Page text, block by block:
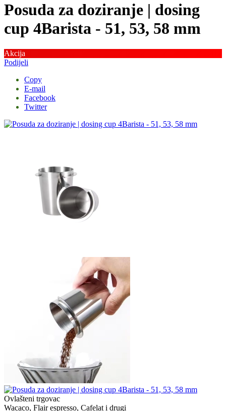
Posuda za doziranje | dosing
cup 4Barista - 51, 53, 58 mm
Akcija
Podijeli
Copy
E-mail
Facebook
Twitter
Ovlašteni trgovac
Wacaco, Flair espresso, Cafelat i drugi